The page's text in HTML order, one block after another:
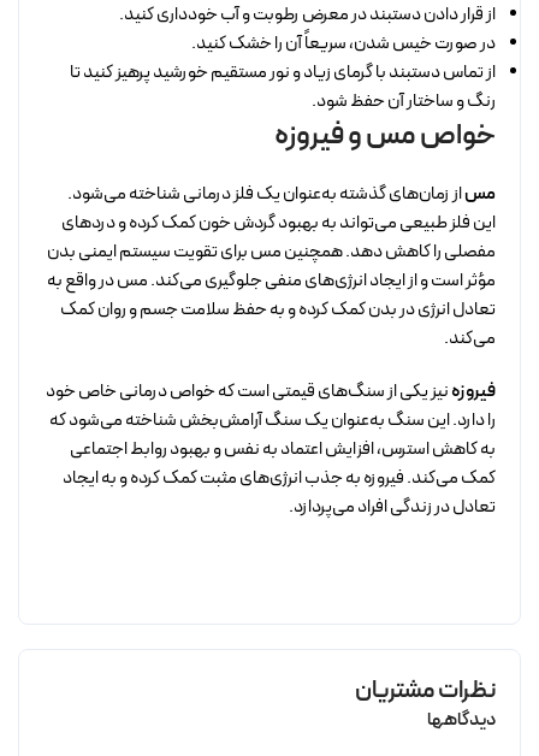
از قرار دادن دستبند در معرض رطوبت و آب خودداری کنید.
در صورت خیس شدن، سریعاً آن را خشک کنید.
از تماس دستبند با گرمای زیاد و نور مستقیم خورشید پرهیز کنید تا
رنگ و ساختار آن حفظ شود.
خواص مس و فیروزه
مساز زمان‌های گذشته به‌عنوان یک فلز درمانی شناخته می‌شود.
این فلز طبیعی می‌تواند به بهبود گردش خون کمک کرده و دردهای
مفصلی را کاهش دهد. همچنین مس برای تقویت سیستم ایمنی بدن
مؤثر است و از ایجاد انرژی‌های منفی جلوگیری می‌کند. مس در واقع به
تعادل انرژی در بدن کمک کرده و به حفظ سلامت جسم و روان کمک
می‌کند.
فیروزهنیز یکی از سنگ‌های قیمتی است که خواص درمانی خاص خود
را دارد. این سنگ به‌عنوان یک سنگ آرامش‌بخش شناخته می‌شود که
به کاهش استرس، افزایش اعتماد به نفس و بهبود روابط اجتماعی
کمک می‌کند. فیروزه به جذب انرژی‌های مثبت کمک کرده و به ایجاد
تعادل در زندگی افراد می‌پردازد.
نظرات مشتریان
دیدگاهها